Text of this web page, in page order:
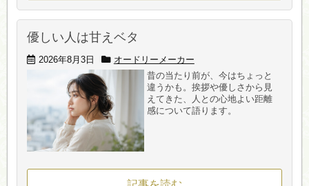
優しい人は甘えベタ
2026年8月3日
オードリーメーカー
昔の当たり前が、今はちょっと
違うかも。挨拶や優しさから見
えてきた、人との心地よい距離
感について語ります。